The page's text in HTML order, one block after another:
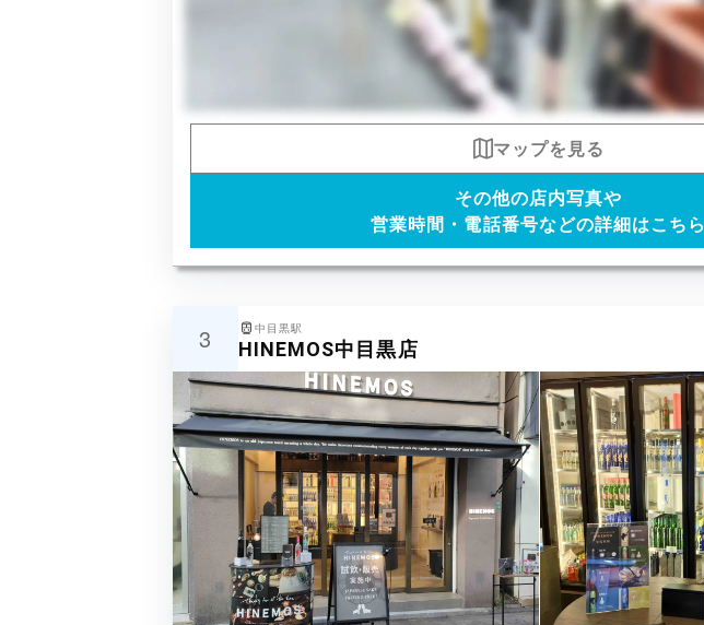
マップを見る
その他の店内写真や
営業時間・電話番号などの詳細はこちら
3 中目黒駅
HINEMOS中目黒店